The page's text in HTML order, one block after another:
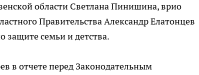
области Светлана Пинишина, врио
Правительства Александр Елатонцев
защите семьи и детства.
в отчете перед Законодательным